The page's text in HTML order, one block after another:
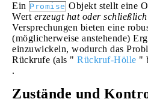
Ein Promise Objekt stellt eine
Wert erzeugt hat oder
Versprechungen bieten eine
(möglicherweise anstehende)
einzuwickeln, wodurch das
Rückrufe (als " Rückruf-Hölle "
.
Zustände und